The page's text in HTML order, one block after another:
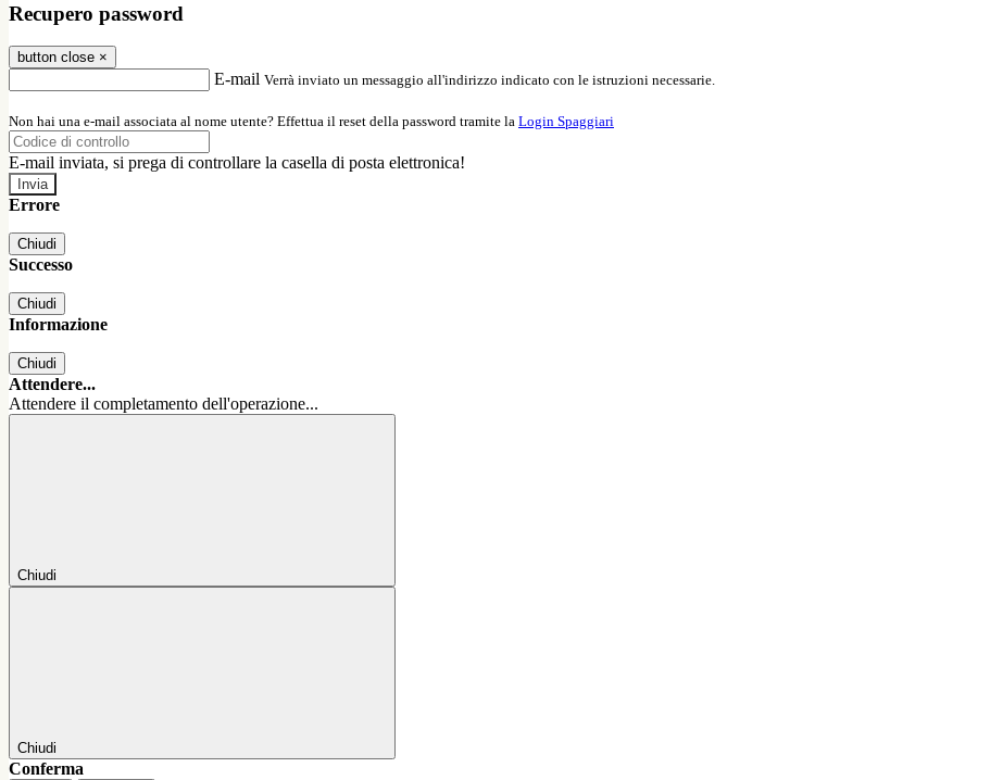
Recupero password
button close ×
E-mail Verrà inviato un messaggio all'indirizzo indicato con le istruzioni necessarie.
Non hai una e-mail associata al nome utente? Effettua il reset della password tramite la Login Spaggiari
E-mail inviata, si prega di controllare la casella di posta elettronica!
Errore
Chiudi
Successo
Chiudi
Informazione
Chiudi
Attendere...
Attendere il completamento dell'operazione...
Chiudi
Chiudi
Conferma